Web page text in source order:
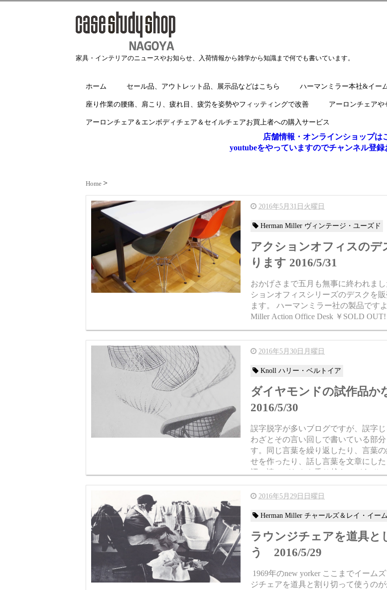
家具・インテリアのニュースやお知らせ、入荷情報から雑学から知識まで何でも書いています。
ホーム セール品、アウトレット品、展示品などはこちら ハーマンミラー本社&イー
座り作業の腰痛、肩こり、疲れ目、疲労を姿勢やフィッティングで改善 アーロンチェア
アーロンチェア＆エンボディチェア＆セイルチェアお買上者への購入サービス
店舗情報・オンラインショップは
youtubeをやっていますのでチャンネル登
Home
2016年5月31日火曜日
Herman Miller ヴィンテージ・ユーズド
アクションオフィスのデ
ります 2016/5/31
おかげさまで五月も無事に終われました。
ションオフィスシリーズのデスクを
ます。 ハーマンミラー社の製品ですよ。 Herman
Miller Action Office Desk ￥SOLD OUT! size 1218m
2016年5月30日月曜日
Knoll ハリー・ベルトイア
ダイヤモンドの試作品か
2016/5/30
誤字脱字が多いブログですが、誤字
わざとその言い回しで書いている部分
す。同じ言葉を繰り返したり、言葉
せを作ったり、話し言葉を文章にしたり。
辺の読みづらさを乗り越えてどうぞ。 書籍 Chair
s直撮り さて、先々月、イームズワ
2016年5月29日日曜日
Herman Miller チャールズ＆レイ・イー
ラウンジチェアを道具と
う 2016/5/29
ジチェアを道具と割り切って使うの